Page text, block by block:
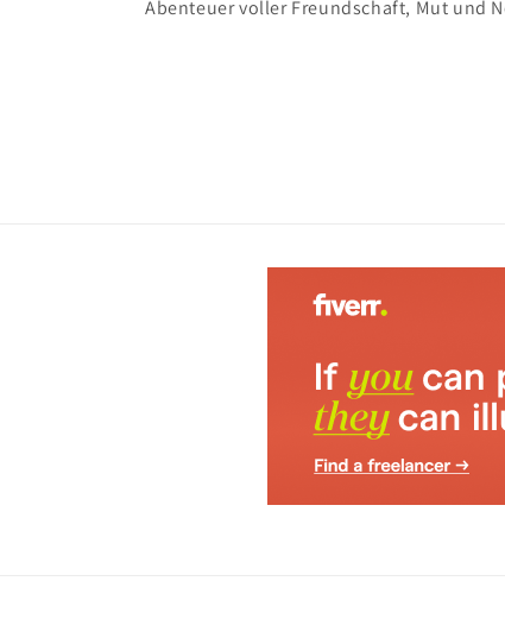
Abenteuer voller Freundschaft, Mut und